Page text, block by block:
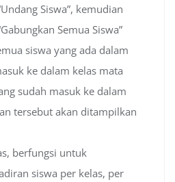
Siswa”, kemudian
Semua Siswa”
siswa yang ada dalam
ke dalam kelas mata
sudah masuk ke dalam
tersebut akan ditampilkan
berfungsi untuk
siswa per kelas, per